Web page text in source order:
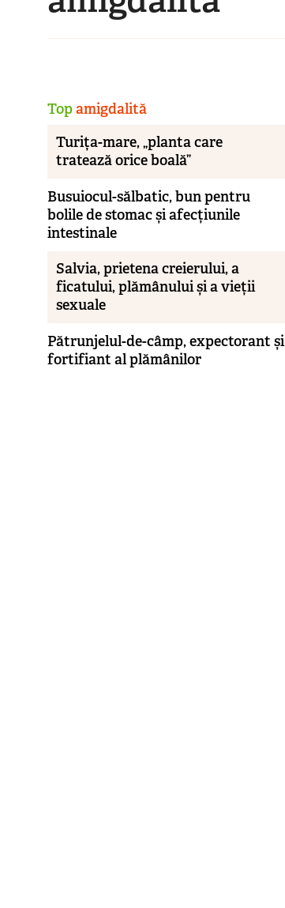
Topamigdalită
Turița-mare, „planta care
tratează orice boală”
Busuiocul-sălbatic, bun pentru
bolile de stomac și afecțiunile
intestinale
Salvia, prietena creierului, a
ficatului, plămânului și a vieții
sexuale
Pătrunjelul-de-câmp, expectorant și
fortifiant al plămânilor